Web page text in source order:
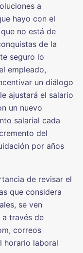
a
hayo con el
no está de
de la
seguro lo
empleado,
un diálogo
ajustará el salario
un nuevo
salarial cada
del
por años
de revisar el
que considera
se ven
a través de
correos
horario laboral